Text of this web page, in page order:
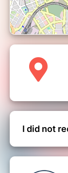
I did not